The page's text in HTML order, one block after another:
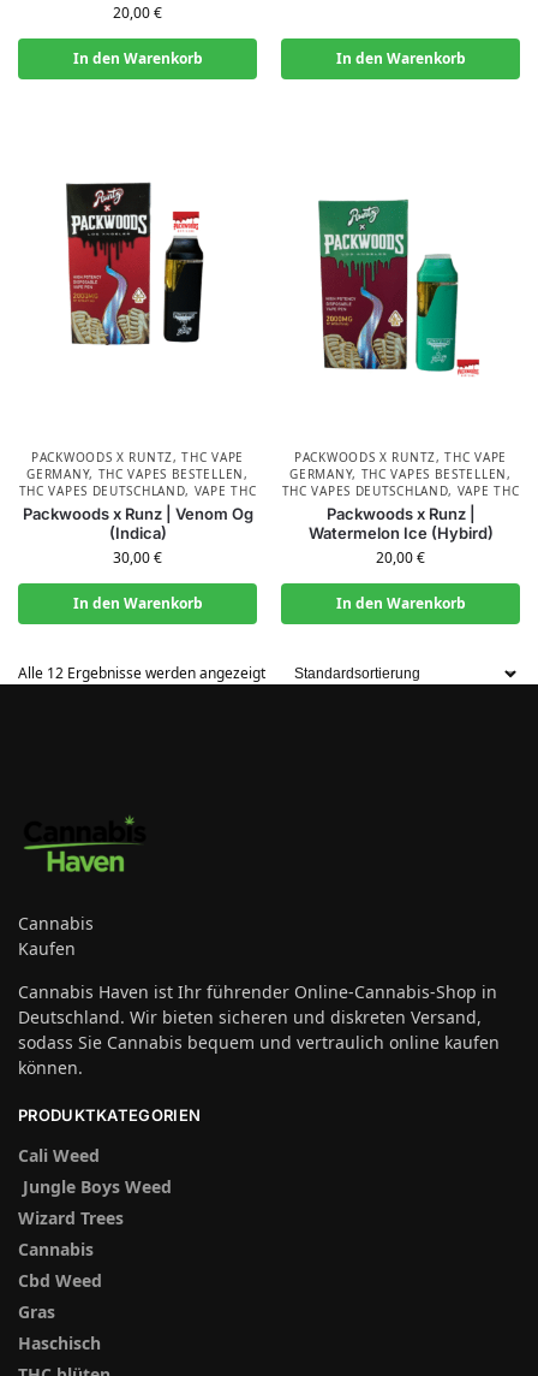
20,00€
In den Warenkorb In den Warenkorb
PACKWOODS X RUNTZ,THC VAPE
GERMANY, THC VAPES BESTELLEN,
THC VAPES DEUTSCHLAND, VAPE THC
Packwoods x Runz | Venom Og
(Indica)
30,00€
In den Warenkorb
PACKWOODS X RUNTZ,THC VAPE
GERMANY, THC VAPES BESTELLEN,
THC VAPES DEUTSCHLAND, VAPE THC
Packwoods x Runz |
Watermelon Ice (Hybird)
20,00€
In den Warenkorb
Alle 12 Ergebnisse werden angezeigt
Cannabis
Kaufen
Cannabis Haven ist Ihr führender Online-Cannabis-Shop in
Deutschland. Wir bieten sicheren und diskreten Versand,
sodass Sie Cannabis bequem und vertraulich online kaufen
können.
PRODUKTKATEGORIEN
Cali Weed
Jungle Boys Weed
Wizard Trees
Cannabis
Cbd Weed
Gras
Haschisch